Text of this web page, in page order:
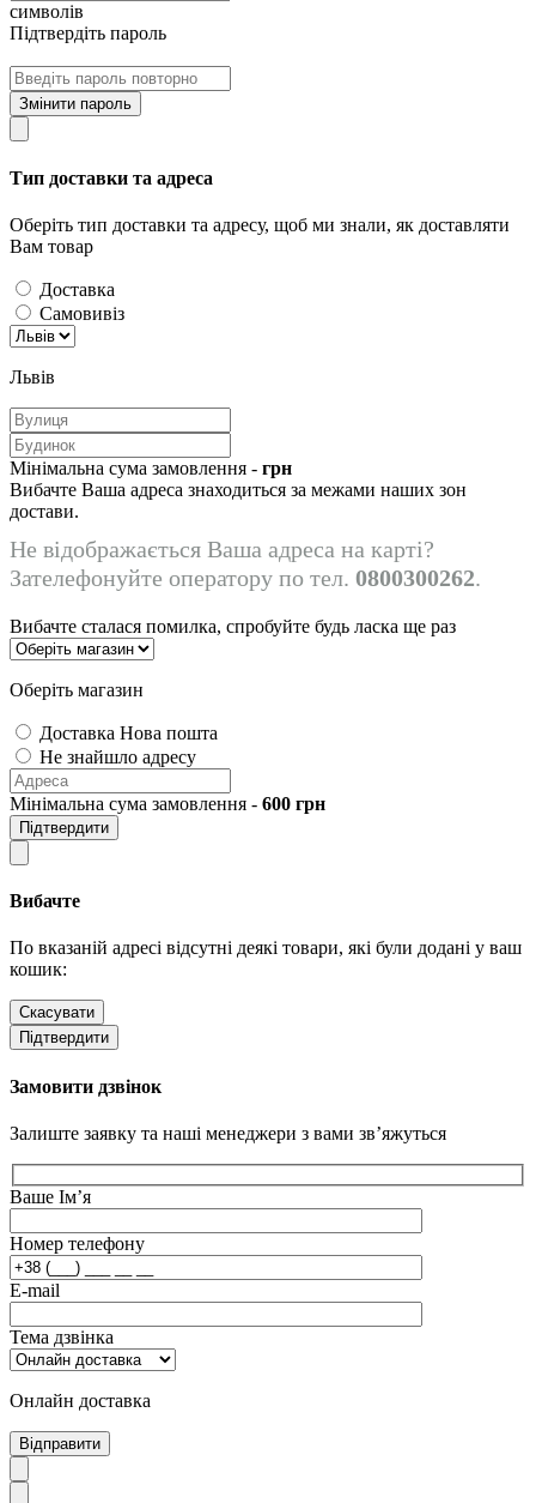
символів
Підтвердіть пароль
Змінити пароль
Тип доставки та адреса
Оберіть тип доставки та адресу, щоб ми знали, як доставляти
Вам товар
Доставка
Самовивіз
Львів
Мінімальна сума замовлення - грн
Вибачте Ваша адреса знаходиться за межами наших зон
достави.
Не відображається Ваша адреса на карті?
Зателефонуйте оператору по тел. 0800300262.
Вибачте сталася помилка, спробуйте будь ласка ще раз
Оберіть магазин
Доставка Нова пошта
Не знайшло адресу
Мінімальна сума замовлення - 600 грн
Підтвердити
Вибачте
По вказаній адресі відсутні деякі товари, які були додані у ваш
кошик:
Скасувати
Підтвердити
Замовити дзвінок
Залиште заявку та наші менеджери з вами зв’яжуться
Ваше Ім’я
Номер телефону
E-mail
Тема дзвінка
Онлайн доставка
Відправити